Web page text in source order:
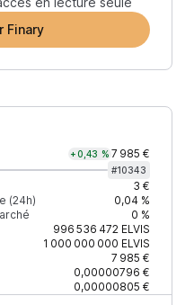
Finary
+0,43 % 7 985 €
#10343
3 €
(24h)
0,04 %
0 %
996 536 472ELVIS
1 000 000 000 ELVIS
7 985 €
0,00000796 €
0,00000805 €